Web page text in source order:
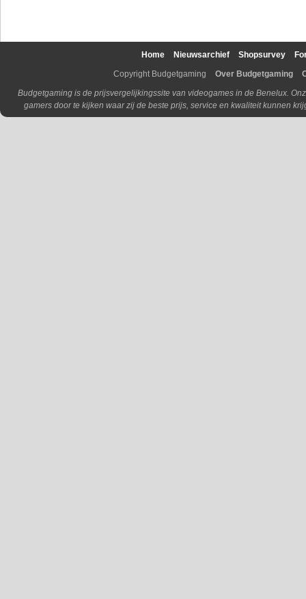
Home Nieuwsarchief Shopsurvey
Copyright Budgetgaming
Over Budgetgaming
Budgetgaming is de prijsvergelijkingssite van videogames in de Benelux.
gamers door te kijken waar zij de beste prijs, service en kwaliteit kunnen